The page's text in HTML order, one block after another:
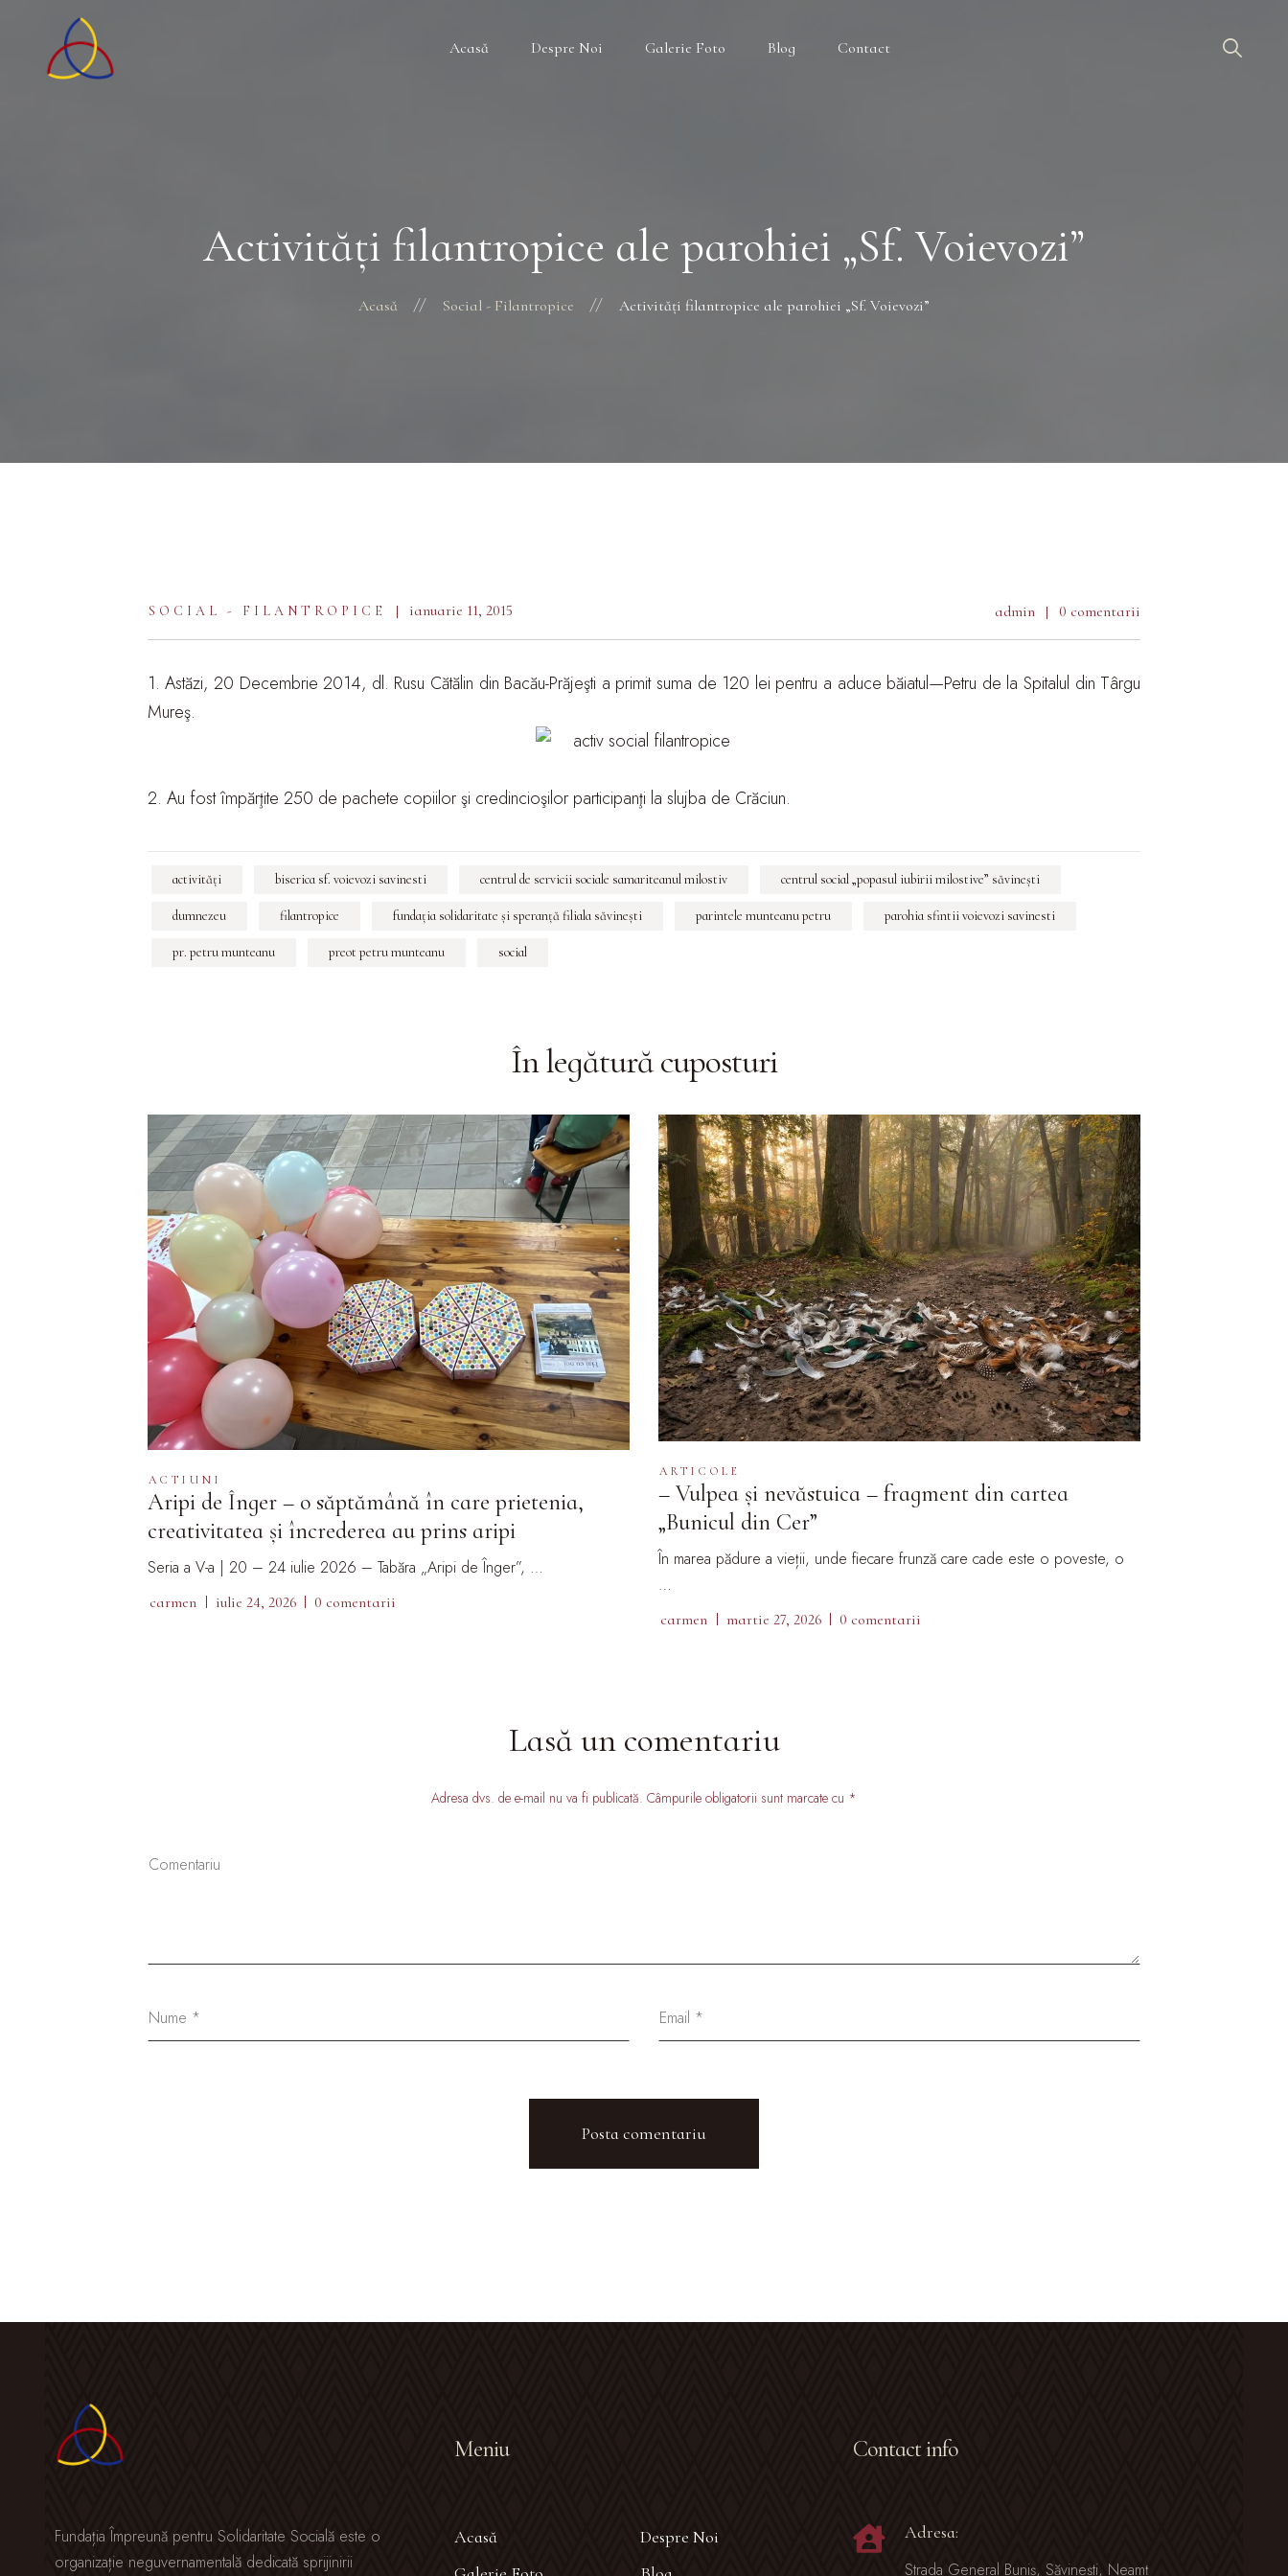
Acasă Despre Noi Galerie Foto Blog Contact
Activități filantropice ale parohiei „Sf. Voievozi”
Acasă Social - Filantropice Activități filantropice ale parohiei „Sf. Voievozi”
SOCIAL - FILANTROPICE ianuarie 11, 2015 admin 0 comentarii
1. Astăzi, 20 Decembrie 2014, dl. Rusu Cătălin din Bacău-Prăjeşti a primit suma de 120 lei pentru a aduce băiatul—Petru de la Spitalul din Târgu
Mureş.
2. Au fost împărţite 250 de pachete copiilor şi credincioşilor participanţi la slujba de Crăciun.
activități biserica sf. voievozi savinesti centrul de servicii sociale samariteanul milostiv centrul social „popasul iubirii milostive” săvineşti
dumnezeu filantropice fundaţia solidaritate şi speranţă filiala săvineşti parintele munteanu petru parohia sfintii voievozi savinesti
pr. petru munteanu preot petru munteanu social
În legătură cuposturi
ACTIUNI
Aripi de Înger – o săptămână în care prietenia,
creativitatea și încrederea au prins aripi
Seria a V-a | 20 – 24 iulie 2026 – Tabăra „Aripi de Înger”, …
carmen iulie 24, 2026 0 comentarii
ARTICOLE
– Vulpea și nevăstuica – fragment din cartea
„Bunicul din Cer”
În marea pădure a vieții, unde fiecare frunză care cade este o poveste, o
…
carmen martie 27, 2026 0 comentarii
Lasă un comentariu
Adresa dvs. de e-mail nu va fi publicată. Câmpurile obligatorii sunt marcate cu *
Fundația Împreună pentru Solidaritate Socială este o
organizație neguvernamentală dedicată sprijinirii
Meniu
Acasă
Despre Noi
Contact info
Adresa:
Strada General Buniș, Săvinești, Neamț